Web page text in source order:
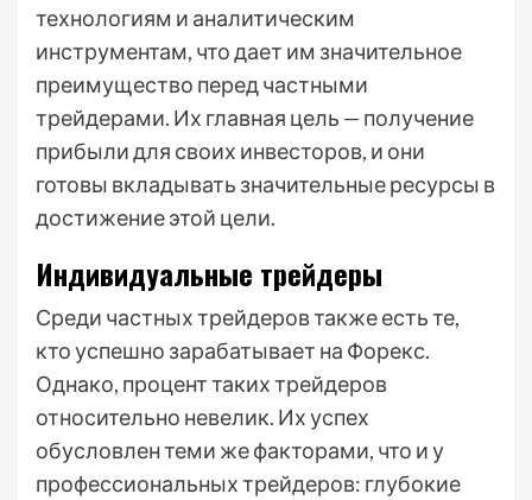
технологиям и аналитическим
инструментам, что дает им значительное
преимущество перед частными
трейдерами. Их главная цель — получение
прибыли для своих инвесторов, и они
готовы вкладывать значительные ресурсы в
достижение этой цели.
Индивидуальные трейдеры
Среди частных трейдеров также есть те,
кто успешно зарабатывает на Форекс.
Однако, процент таких трейдеров
относительно невелик. Их успех
обусловлен теми же факторами, что и у
профессиональных трейдеров: глубокие